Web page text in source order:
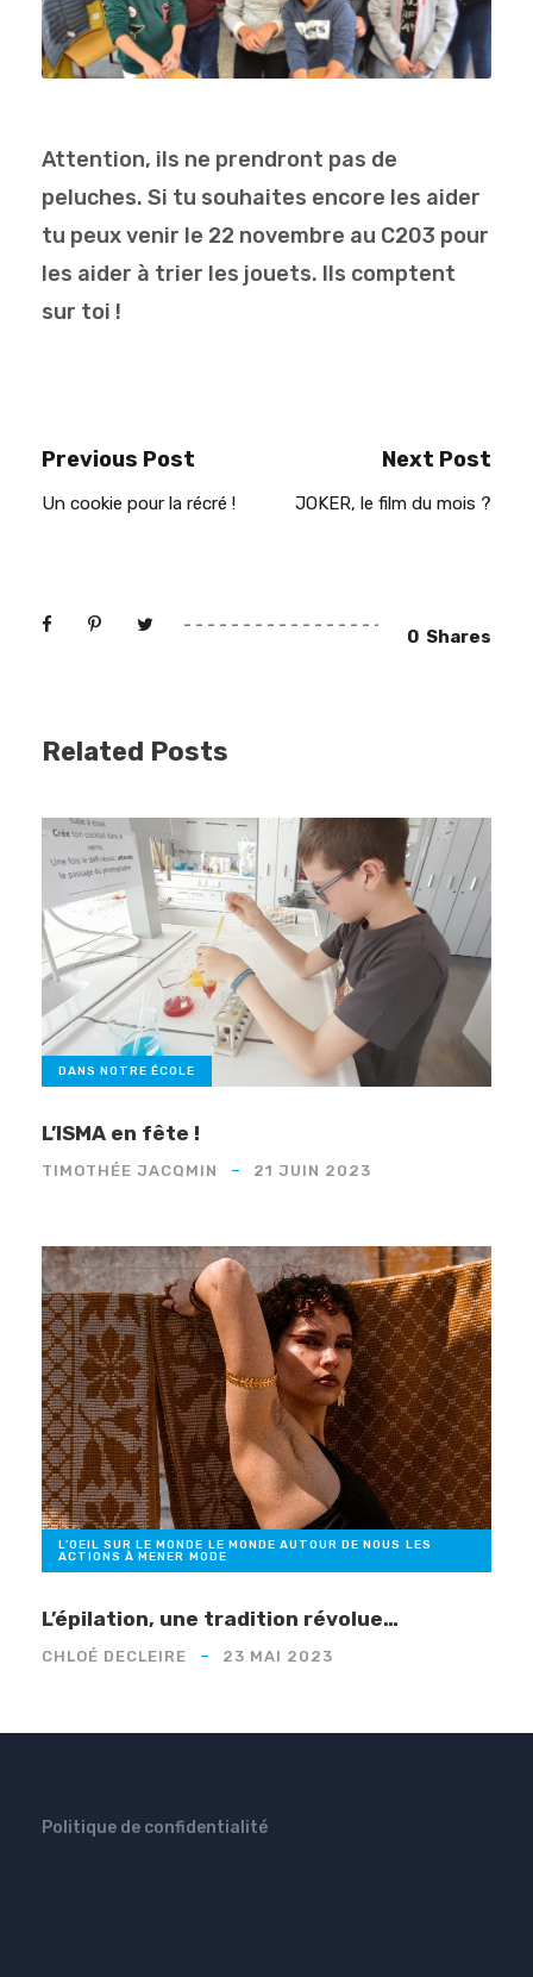
Attention, ils ne prendront pas de
peluches. Si tu souhaites encore les aider
tu peux venir le 22 novembre au C203 pour
les aider à trier les jouets. Ils comptent
sur toi !
Previous Post
Un cookie pour la récré !
Next Post
JOKER, le film du mois ?
0 Shares
Related Posts
DANS NOTRE ÉCOLE
L’ISMA en fête !
TIMOTHÉE JACQMIN 21 JUIN 2023
L'OEIL SUR LE MONDE,LE MONDE AUTOUR DE NOUS,LES
ACTIONS À MENER,MODE
L’épilation, une tradition révolue…
CHLOÉ DECLEIRE 23 MAI 2023
Politique de confidentialité